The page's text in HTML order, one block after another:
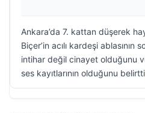
Ankara’da 7. kattan düşerek
Biçer’in acılı kardeşi ablasının
intihar değil cinayet olduğunu
ses kayıtlarının olduğunu